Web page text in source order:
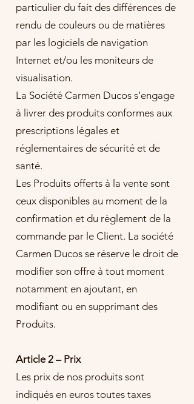
particulier du fait des différences de
rendu de couleurs ou de matières
par les logiciels de navigation
Internet et/ou les moniteurs de
visualisation.
La Société Carmen Ducos s’engage
à livrer des produits conformes aux
prescriptions légales et
réglementaires de sécurité et de
santé.
Les Produits offerts à la vente sont
ceux disponibles au moment de la
confirmation et du règlement de la
commande par le Client. La société
Carmen Ducos se réserve le droit de
modifier son offre à tout moment
notamment en ajoutant, en
modifiant ou en supprimant des
Produits.
Article 2 – Prix
Les prix de nos produits sont
indiqués en euros toutes taxes